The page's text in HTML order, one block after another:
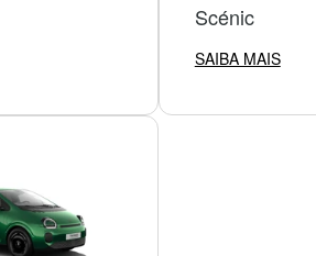
Scénic
SAIBA MAIS